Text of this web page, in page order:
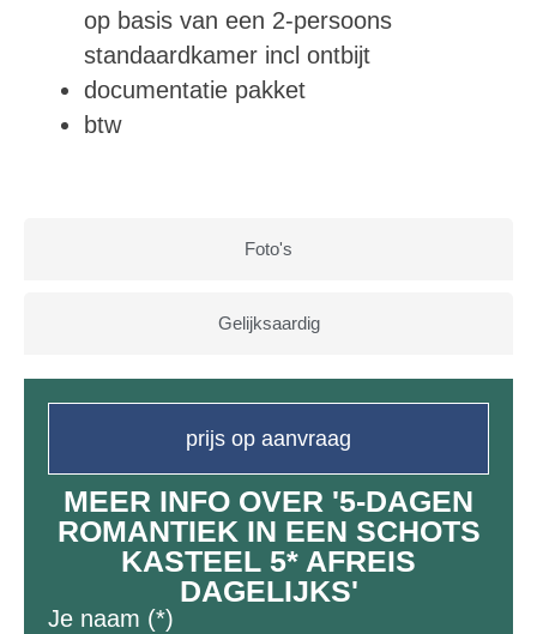
Foto's
Gelijksaardig
op basis van een 2-persoons
standaardkamer incl ontbijt
documentatie pakket
btw
prijs op aanvraag
MEER INFO OVER '5-DAGEN
ROMANTIEK IN EEN SCHOTS
KASTEEL 5* AFREIS
DAGELIJKS'
Je naam (*)